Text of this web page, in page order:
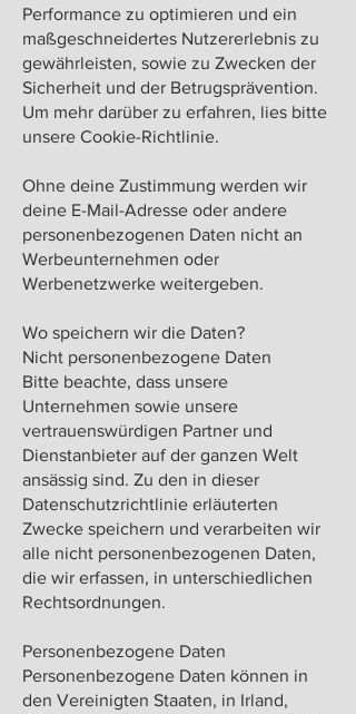
Performance zu optimieren und ein
maßgeschneidertes Nutzererlebnis zu
gewährleisten, sowie zu Zwecken der
Sicherheit und der Betrugsprävention.
Um mehr darüber zu erfahren, lies bitte
unsere Cookie-Richtlinie.
Ohne deine Zustimmung werden wir
deine E-Mail-Adresse oder andere
personenbezogenen Daten nicht an
Werbeunternehmen oder
Werbenetzwerke weitergeben.
Wo speichern wir die Daten?
Nicht personenbezogene Daten
Bitte beachte, dass unsere
Unternehmen sowie unsere
vertrauenswürdigen Partner und
Dienstanbieter auf der ganzen Welt
ansässig sind. Zu den in dieser
Datenschutzrichtlinie erläuterten
Zwecke speichern und verarbeiten wir
alle nicht personenbezogenen Daten,
die wir erfassen, in unterschiedlichen
Rechtsordnungen.
Personenbezogene Daten
Personenbezogene Daten können in
den Vereinigten Staaten, in Irland,